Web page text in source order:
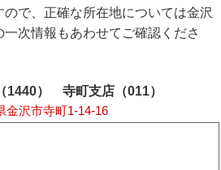
で、正確な所在地については金沢
次情報もあわせてご確認くださ
1440） 寺町支店（011）
金沢市寺町1-14-16